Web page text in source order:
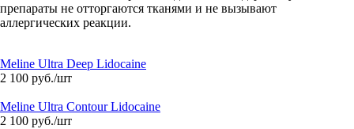
препараты не отторгаются тканями и не вызывают
аллергических реакции.
Meline Ultra Deep Lidocaine
2 100 руб./шт
Meline Ultra Contour Lidocaine
2 100 руб./шт